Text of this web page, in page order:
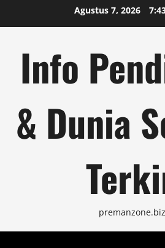
to
Agustus 7, 2026
Info
& Dunia